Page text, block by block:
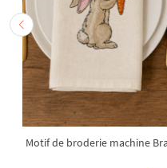
Motif de broderie machine